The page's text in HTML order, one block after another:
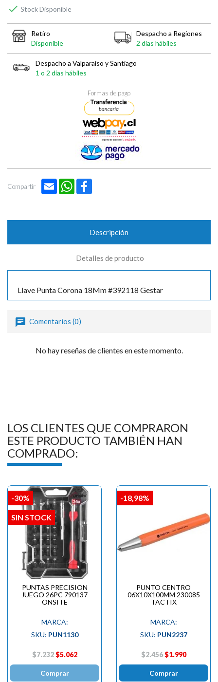
 Stock Disponible
Retiro
Disponible
Despacho a Regiones
2 días hábiles
Despacho a Valparaíso y Santiago
1 o 2 días hábiles
Formas de pago
Compartir Email WhatsApp
Descripción
Detalles de producto
Llave Punta Corona 18Mm #392118 Gestar
Comentarios (0)
No hay reseñas de clientes en este momento.
LOS CLIENTES QUE COMPRARON
ESTE PRODUCTO TAMBIÉN HAN
COMPRADO:
PUNTAS PRECISION
JUEGO 26PC 790137
ONSITE
MARCA:
SKU: PUN1130
$7.232 $5.062
Comprar
-30%
SIN STOCK
PUNTO CENTRO
06X10X100MM 230085
TACTIX
MARCA:
SKU: PUN2237
$2.456 $1.990
Comprar
-18,98%